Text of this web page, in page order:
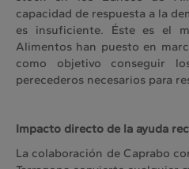
capacidad de respuesta a la
es insuficiente. Éste es el
Alimentos han puesto en
como objetivo conseguir
perecederos necesarios para
Impacto directo de la ayuda
La colaboración de Caprabo